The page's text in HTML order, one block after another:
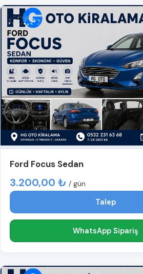
Ford Focus Sedan
3.200,00 ₺ / gün
Talep
WhatsApp Sipariş